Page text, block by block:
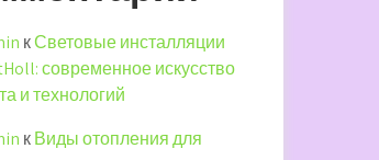
кСветовые инсталляции
современное искусство
и технологий
кВиды отопления для